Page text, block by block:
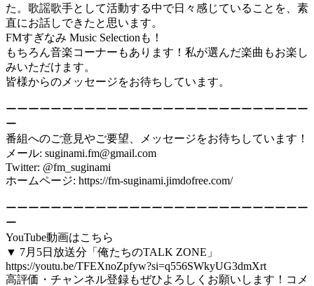
た。歌謡歌手として活動する中で日々感じていることを、素
直にお話しできたと思います。
FMすぎなみ Music Selectionも！
もちろん音楽コーナーもあります！私が選んだ楽曲もお楽し
みいただけます。
皆様からのメッセージをお待ちしています。
ーーーーーーーーーーーーーーーーーーーーーーーーーーー
ー
番組へのご意見やご要望、メッセージをお待ちしています！
メール: suginami.fm@gmail.com
Twitter: @fm_suginami
ホームページ: https://fm-suginami.jimdofree.com/
ーーーーーーーーーーーーーーーーーーーーーーーーーーー
ー
YouTube動画はこちら
▼ 7月5日放送分「俺たちのTALK ZONE」
https://youtu.be/TFEXnoZpfyw?si=q556SWkyUG3dmXrt
高評価・チャンネル登録もぜひよろしくお願いします！コメ